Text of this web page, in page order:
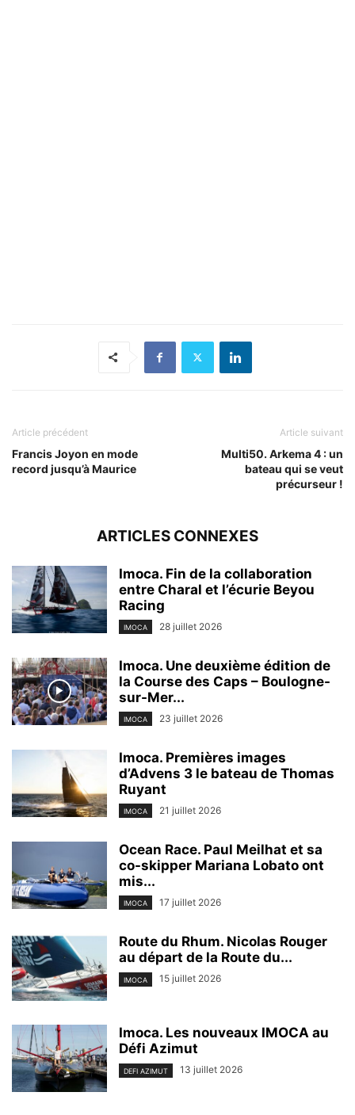
Article précédent
Francis Joyon en mode
record jusqu’à Maurice
Article suivant
Multi50. Arkema 4 : un
bateau qui se veut
précurseur !
ARTICLES CONNEXES
Imoca. Fin de la collaboration
entre Charal et l’écurie Beyou
Racing
IMOCA 28 juillet 2026
Imoca. Une deuxième édition de
la Course des Caps – Boulogne-
sur-Mer...
IMOCA 23 juillet 2026
Imoca. Premières images
d’Advens 3 le bateau de Thomas
Ruyant
IMOCA 21 juillet 2026
Ocean Race. Paul Meilhat et sa
co-skipper Mariana Lobato ont
mis...
IMOCA 17 juillet 2026
Route du Rhum. Nicolas Rouger
au départ de la Route du...
IMOCA 15 juillet 2026
Imoca. Les nouveaux IMOCA au
Défi Azimut
DEFI AZIMUT 13 juillet 2026